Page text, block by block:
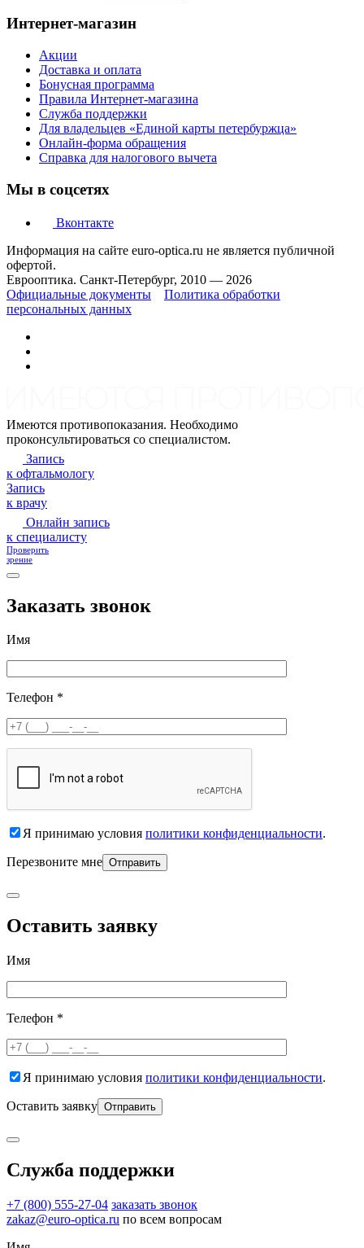
Интернет-магазин
Акции
Доставка и оплата
Бонусная программа
Правила Интернет-магазина
Служба поддержки
Для владельцев «Единой карты петербуржца»
Онлайн-форма обращения
Справка для налогового вычета
Мы в соцсетях
Вконтакте
Информация на сайте euro-optica.ru не является публичной
офертой.
Еврооптика. Санкт-Петербург, 2010 — 2026
Официальные документы
Политика обработки
персональных данных
Имеются противопоказания. Необходимо
проконсультироваться со специалистом.
Запись
к офтальмологу
Запись
к врачу
Онлайн запись
к специалисту
Проверить
зрение
Заказать звонок
Имя
Телефон *
Я принимаю условия политики конфиденциальности.
Перезвоните мне
Оставить заявку
Имя
Телефон *
Я принимаю условия политики конфиденциальности.
Оставить заявку
Служба поддержки
+7 (800) 555-27-04 заказать звонок
zakaz@euro-optica.ru по всем вопросам